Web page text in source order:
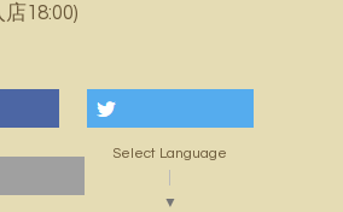
18:00)
Select Language
▼